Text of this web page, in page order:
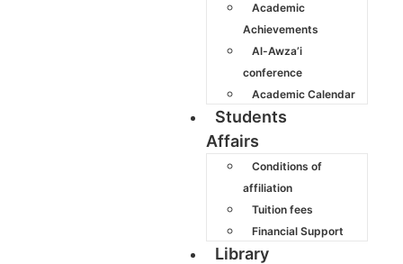
Academic
Achievements
Al-Awza’i
conference
Academic Calendar
Students
Affairs
Conditions of
affiliation
Tuition fees
Financial Support
Library